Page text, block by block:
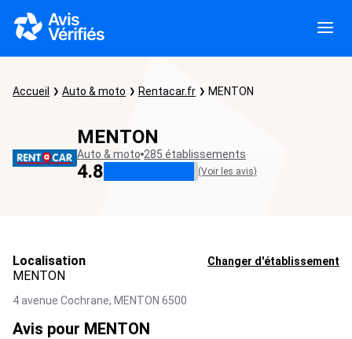
Accueil Auto & moto Rentacar.fr MENTON
MENTON
Auto & moto 285 établissements
4.8 (Voir les avis)
Localisation Changer d'établissement
MENTON
4 avenue Cochrane, MENTON 6500
Avis pour MENTON